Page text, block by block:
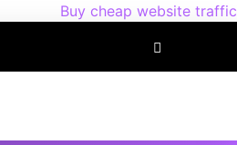
Buy cheap website traffic